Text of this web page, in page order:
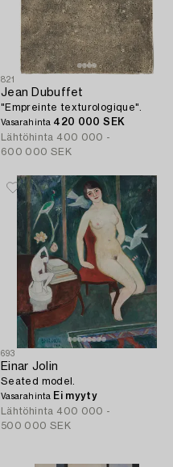
821
Jean Dubuffet
"Empreinte texturologique".
Vasarahinta 420 000 SEK
Lähtöhinta 400 000 -
600 000 SEK
693
Einar Jolin
Seated model.
Vasarahinta Ei myyty
Lähtöhinta 400 000 -
500 000 SEK